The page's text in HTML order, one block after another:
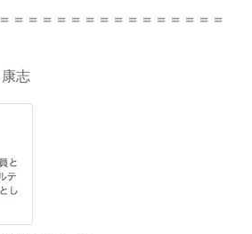
＝＝＝＝＝＝＝＝＝＝＝＝＝＝＝
志